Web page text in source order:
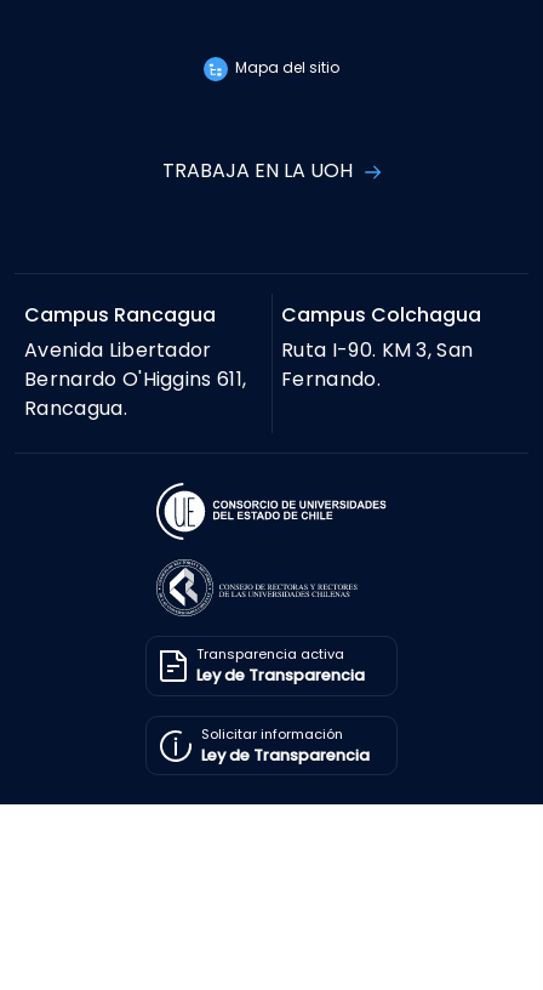
Mapa del sitio
TRABAJA EN LA UOH
Campus Rancagua
Avenida Libertador
Bernardo O'Higgins 611,
Rancagua.
Campus Colchagua
Ruta I-90. KM 3, San
Fernando.
Transparencia activa
Ley de Transparencia
Solicitar información
Ley de Transparencia